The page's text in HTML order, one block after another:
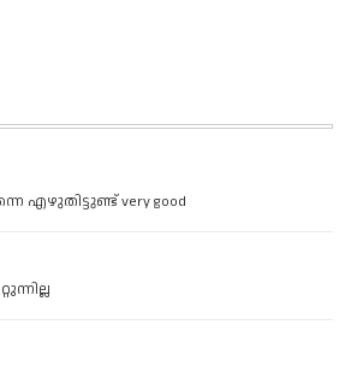
എഴുതിട്ടുണ്ട് very good